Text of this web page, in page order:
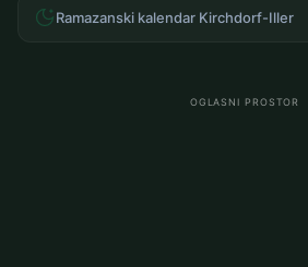
Ramazanski kalendar Kirchdorf-Iller
OGLASNI PROSTOR